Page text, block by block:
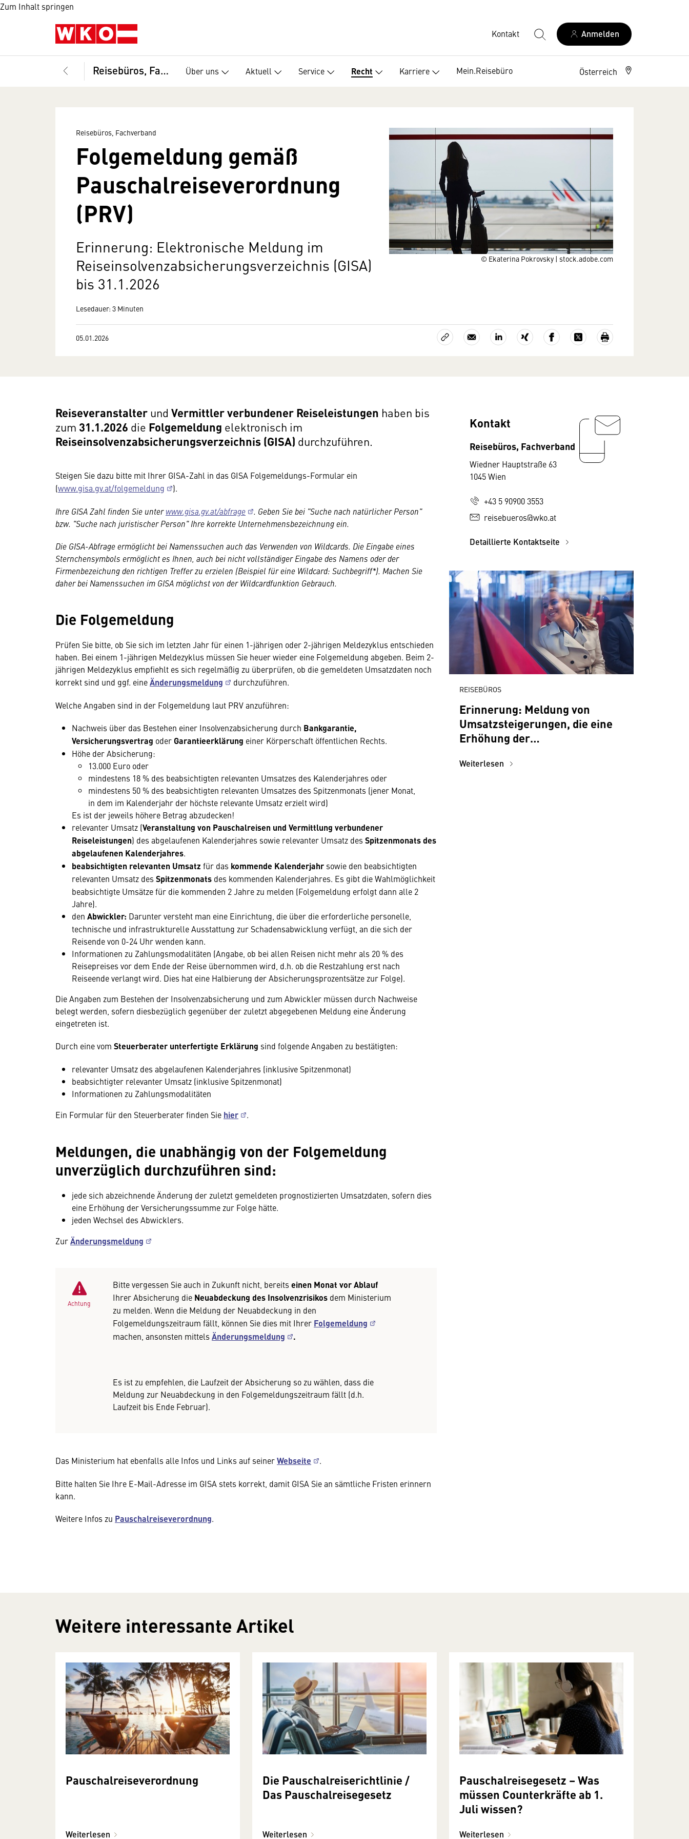
Zum Inhalt springen
Kontakt Anmelden
Reisebüros, Fachverband Über uns Aktuell Service Recht Karriere Mein.Reisebüro Österreich
© Ekaterina Pokrovsky | stock.adobe.com
Reisebüros, Fachverband
Folgemeldung gemäß
Pauschalreiseverordnung
(PRV)
Erinnerung: Elektronische Meldung im
Reiseinsolvenzabsicherungsverzeichnis (GISA)
bis 31.1.2026
Lesedauer: 3 Minuten
05.01.2026
Reiseveranstalterund Vermittler verbundener Reiseleistungen haben bis
zum 31.1.2026 die Folgemeldung elektronisch im
Reiseinsolvenzabsicherungsverzeichnis (GISA) durchzuführen.
Steigen Sie dazu bitte mit Ihrer GISA-Zahl in das GISA Folgemeldungs-Formular ein
(www.gisa.gv.at/folgemeldung ).
Ihre GISA Zahl finden Sie unterwww.gisa.gv.at/abfrage
. Geben Sie bei "Suche nach natürlicher Person"
bzw. "Suche nach juristischer Person" Ihre korrekte Unternehmensbezeichnung ein.
Die GISA-Abfrage ermöglicht bei Namenssuchen auch das Verwenden von Wildcards. Die Eingabe eines
Sternchensymbols ermöglicht es Ihnen, auch bei nicht vollständiger Eingabe des Namens oder der
Firmenbezeichung den richtigen Treffer zu erzielen (Beispiel für eine Wildcard: Suchbegriff*). Machen Sie
daher bei Namenssuchen im GISA möglichst von der Wildcardfunktion Gebrauch.
Die Folgemeldung
Prüfen Sie bitte, ob Sie sich im letzten Jahr für einen 1-jährigen oder 2-jährigen Meldezyklus entschieden
haben. Bei einem 1-jährigen Meldezyklus müssen Sie heuer wieder eine Folgemeldung abgeben. Beim 2-
jährigen Meldezyklus empfiehlt es sich regelmäßig zu überprüfen, ob die gemeldeten Umsatzdaten noch
korrekt sind und ggf. eineÄnderungsmeldung durchzuführen.
Welche Angaben sind in der Folgemeldung laut PRV anzuführen:
Nachweis über das Bestehen einer Insolvenzabsicherung durch Bankgarantie,
Versicherungsvertrag oder Garantieerklärung einer Körperschaft öffentlichen Rechts.
Höhe der Absicherung:
13.000 Euro oder
mindestens 18 % des beabsichtigten relevanten Umsatzes des Kalenderjahres oder
mindestens 50 % des beabsichtigten relevanten Umsatzes des Spitzenmonats (jener Monat,
in dem im Kalenderjahr der höchste relevante Umsatz erzielt wird)
Es ist der jeweils höhere Betrag abzudecken!
relevanter Umsatz (Veranstaltung von Pauschalreisen und Vermittlung verbundener
Reiseleistungen) des abgelaufenen Kalenderjahres sowie relevanter Umsatz des Spitzenmonats des
abgelaufenen Kalenderjahres.
beabsichtigten relevanten Umsatz für das kommende Kalenderjahr sowie den beabsichtigten
relevanten Umsatz des Spitzenmonats des kommenden Kalenderjahres. Es gibt die Wahlmöglichkeit
beabsichtigte Umsätze für die kommenden 2 Jahre zu melden (Folgemeldung erfolgt dann alle 2
Jahre).
den Abwickler: Darunter versteht man eine Einrichtung, die über die erforderliche personelle,
technische und infrastrukturelle Ausstattung zur Schadensabwicklung verfügt, an die sich der
Reisende von 0-24 Uhr wenden kann.
Informationen zu Zahlungsmodalitäten (Angabe, ob bei allen Reisen nicht mehr als 20 % des
Reisepreises vor dem Ende der Reise übernommen wird, d.h. ob die Restzahlung erst nach
Reiseende verlangt wird. Dies hat eine Halbierung der Absicherungsprozentsätze zur Folge).
Die Angaben zum Bestehen der Insolvenzabsicherung und zum Abwickler müssen durch Nachweise
belegt werden, sofern diesbezüglich gegenüber der zuletzt abgegebenen Meldung eine Änderung
eingetreten ist.
Durch eine vom Steuerberater unterfertigte Erklärung sind folgende Angaben zu bestätigten:
relevanter Umsatz des abgelaufenen Kalenderjahres (inklusive Spitzenmonat)
beabsichtigter relevanter Umsatz (inklusive Spitzenmonat)
Informationen zu Zahlungsmodalitäten
Ein Formular für den Steuerberater finden Sie hier .
Meldungen, die unabhängig von der Folgemeldung
unverzüglich durchzuführen sind:
jede sich abzeichnende Änderung der zuletzt gemeldeten prognostizierten Umsatzdaten, sofern dies
eine Erhöhung der Versicherungssumme zur Folge hätte.
jeden Wechsel des Abwicklers.
ZurÄnderungsmeldung
Achtung
Bitte vergessen Sie auch in Zukunft nicht, bereits einen Monat vor Ablauf
Ihrer Absicherung die Neuabdeckung des Insolvenzrisikos dem Ministerium
zu melden. Wenn die Meldung der Neuabdeckung in den
Folgemeldungszeitraum fällt, können Sie dies mit Ihrer Folgemeldung
machen, ansonsten mittels Änderungsmeldung .
Es ist zu empfehlen, die Laufzeit der Absicherung so zu wählen, dass die
Meldung zur Neuabdeckung in den Folgemeldungszeitraum fällt (d.h.
Laufzeit bis Ende Februar).
Das Ministerium hat ebenfalls alle Infos und Links auf seinerWebseite .
Bitte halten Sie Ihre E-Mail-Adresse im GISA stets korrekt, damit GISA Sie an sämtliche Fristen erinnern
kann.
Weitere Infos zu Pauschalreiseverordnung.
Kontakt
Reisebüros, Fachverband
Wiedner Hauptstraße 63
1045 Wien
+43 5 90900 3553
reisebueros@wko.at
Detaillierte Kontaktseite
REISEBÜROS
Erinnerung: Meldung von
Umsatzsteigerungen, die eine
Erhöhung der
haben
Weiterlesen
Weitere interessante Artikel
Pauschalreiseverordnung
Weiterlesen
Die Pauschalreiserichtlinie /
Das Pauschalreisegesetz
Weiterlesen
Pauschalreisegesetz – Was
müssen Counterkräfte ab 1.
Juli wissen?
Weiterlesen